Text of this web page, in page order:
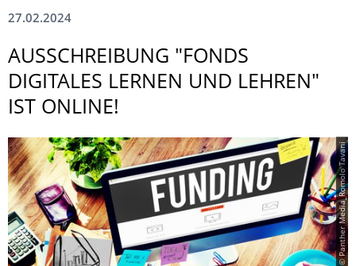
27.02.2024
AUSSCHREIBUNG "FONDS
DIGITALES LERNEN UND LEHREN"
IST ONLINE!
© Panther Media_Romolo Tavani